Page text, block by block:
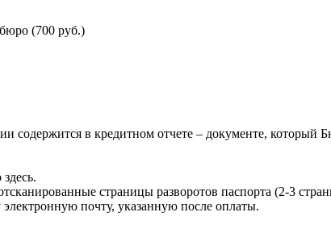
(700 руб.)
содержится в кредитном отчете – документе,
страницы разворотов паспорта (2-3
почту, указанную после оплаты.